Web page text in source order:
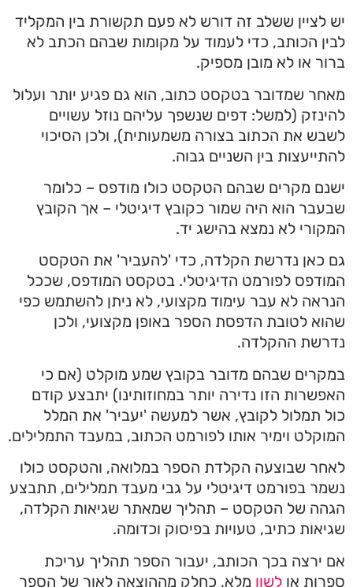
יש לציין ששלב זה דורש לא פעם תקשורת בין המקליד
לבין הכותב, כדי לעמוד על מקומות שבהם הכתב לא
ברור או לא מובן מספיק.
מאחר שמדובר בטקסט כתוב, הוא גם פגיע יותר ועלול
להינזק (למשל: דפים שנשפך עליהם נוזל עשויים
לשבש את הכתוב בצורה משמעותית), ולכן הסיכוי
להתייעצות בין השניים גבוה.
ישנם מקרים שבהם הטקסט כולו מודפס – כלומר
שבעבר הוא היה שמור כקובץ דיגיטלי – אך הקובץ
המקורי לא נמצא בהישג יד.
גם כאן נדרשת הקלדה, כדי 'להעביר' את הטקסט
המודפס לפורמט הדיגיטלי. בטקסט המודפס, שככל
הנראה לא עבר עימוד מקצועי, לא ניתן להשתמש כפי
שהוא לטובת הדפסת הספר באופן מקצועי, ולכן
נדרשת ההקלדה.
במקרים שבהם מדובר בקובץ שמע מוקלט (אם כי
האפשרות הזו נדירה יותר במחוזותינו) יתבצע קודם
כול תמלול לקובץ, אשר למעשה 'יעביר' את המלל
המוקלט וימיר אותו לפורמט הכתוב, במעבד התמלילים.
לאחר שבוצעה הקלדת הספר במלואה, והטקסט כולו
נשמר בפורמט דיגיטלי על גבי מעבד תמלילים, תתבצע
הגהה של הטקסט – תהליך שמאתר שגיאות הקלדה,
שגיאות כתיב, טעויות בפיסוק וכדומה.
אם ירצה בכך הכותב, יעבור הספר תהליך עריכת
ספרות או לשון מלא, כחלק מההוצאה לאור של הספר